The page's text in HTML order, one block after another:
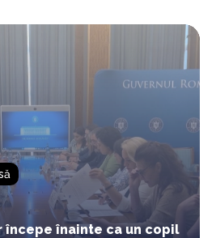
începe înainte ca un copil